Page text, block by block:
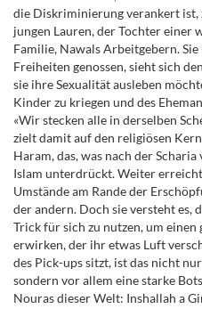
die Diskriminierung verankert ist,
jungen Lauren, der Tochter einer
Familie, Nawals Arbeitgebern.
Freiheiten genossen, sieht sich
sie ihre Sexualität ausleben
Kinder zu kriegen und des
«Wir stecken alle in derselben
zielt damit auf den religiösen
Haram, das, was nach der
Islam unterdrückt. Weiter
Umstände am Rande der
der andern. Doch sie versteht es,
Trick für sich zu nutzen, um
erwirken, der ihr etwas Luft
des Pick-ups sitzt, ist das nicht
sondern vor allem eine starke
Nouras dieser Welt: Inshallah a